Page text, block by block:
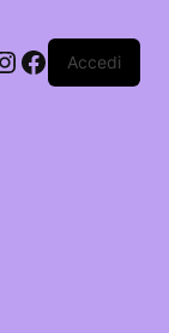
Facebook
Accedi